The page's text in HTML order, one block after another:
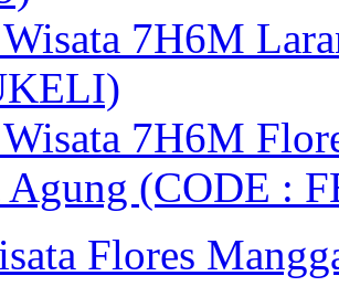
7H6M
7H6M
Agung (CODE :
Flores